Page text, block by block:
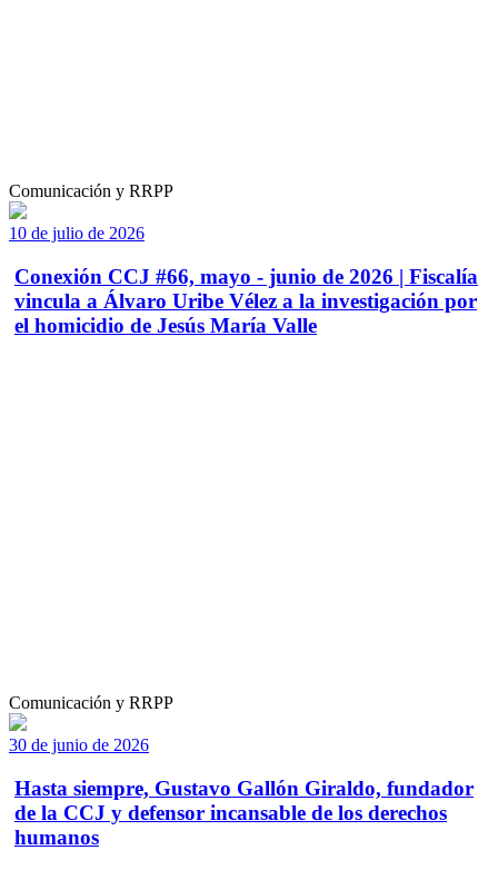
Comunicación y RRPP
10 de julio de 2026
Conexión CCJ #66, mayo - junio de 2026 | Fiscalía
vincula a Álvaro Uribe Vélez a la investigación por
el homicidio de Jesús María Valle
Comunicación y RRPP
30 de junio de 2026
Hasta siempre, Gustavo Gallón Giraldo, fundador
de la CCJ y defensor incansable de los derechos
humanos